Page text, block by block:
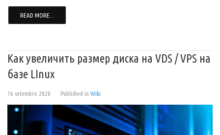
READ MORE...
Как увеличить размер диска на VDS / VPS на
базе LInux
16 setembro 2020 Published in Wiki